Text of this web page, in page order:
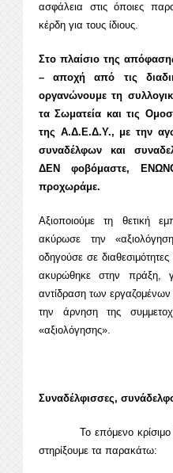
ασφάλεια στις όποιες
κέρδη για τους ίδιους.
Στο πλαίσιο της
– αποχή από τις
οργανώνουμε τη
τα Σωματεία και τις
της Α.Δ.Ε.Δ.Υ., με την
συναδέλφων και
ΔΕΝ φοβόμαστε,
προχωράμε.
Αξιοποιούμε τη θετική
ακύρωσε την
οδηγούσε σε
ακυρώθηκε στην πράξη,
αντίδραση των
την άρνηση της
«αξιολόγησης».
Συναδέλφισσες,
Το επόμενο κρίσιμο
στηρίξουμε τα παρακάτω: